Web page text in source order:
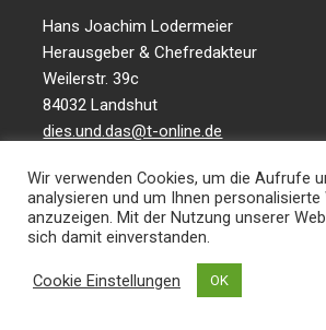
Hans Joachim Lodermeier
Herausgeber & Chefredakteur
Weilerstr. 39c
84032 Landshut
dies.und.das@t-online.de
Über uns
Informationen aus Politik – Wirtschaft
Wir verwenden Cookies, um die Aufrufe
analysieren und um Ihnen personalisierte
anzuzeigen. Mit der Nutzung unserer
sich damit einverstanden.
Cookie Einstellungen OK